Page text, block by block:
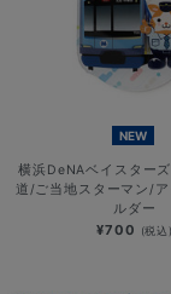
NEW
横浜DeNAベイスター
道/ご当地スターマン/
ルダー
¥700 (税込)